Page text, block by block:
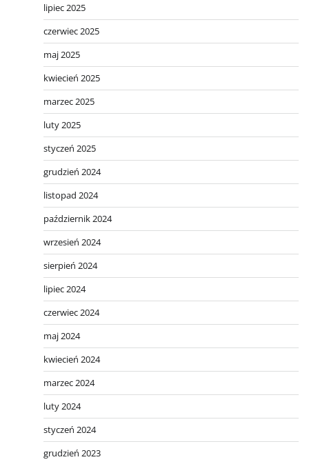
lipiec 2025
czerwiec 2025
maj 2025
kwiecień 2025
marzec 2025
luty 2025
styczeń 2025
grudzień 2024
listopad 2024
październik 2024
wrzesień 2024
sierpień 2024
lipiec 2024
czerwiec 2024
maj 2024
kwiecień 2024
marzec 2024
luty 2024
styczeń 2024
grudzień 2023